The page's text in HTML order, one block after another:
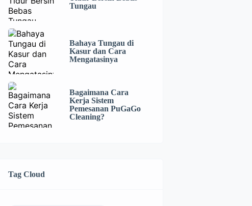
Tungau
Bahaya Tungau di
Kasur dan Cara
Mengatasinya
Bagaimana Cara
Kerja Sistem
Pemesanan PuGaGo
Cleaning?
Tag Cloud